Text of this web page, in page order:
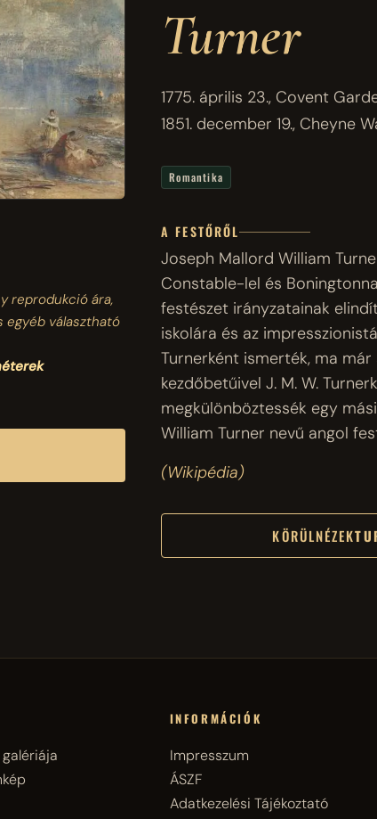
reprodukció ára,
egyéb választható
Turner
1775. április 23., Covent
1851. december 19., Cheyne
Romantika
A FESTŐRŐL
Joseph Mallord William
Constable-lel és
festészet irányzatainak
iskolára és az
Turnerként ismerték, ma
kezdőbetűivel J. M. W.
megkülönböztessék egy
William Turner nevű angol
(Wikipédia)
KÖRÜLNÉZEK
INFORMÁCIÓK
Impresszum
ÁSZF
Adatkezelési Tájékoztató